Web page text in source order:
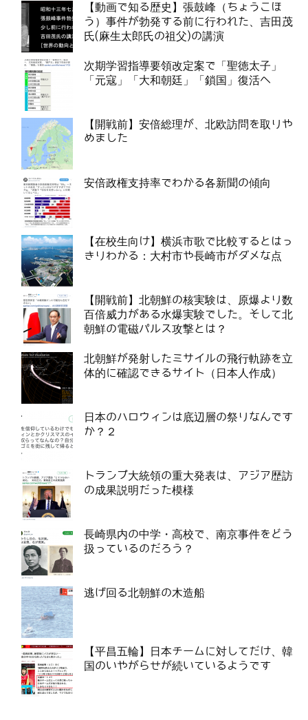
【動画で知る歴史】張鼓峰（ちょうこほ
う）事件が勃発する前に行われた、吉田茂
氏(麻生太郎氏の祖父)の講演
次期学習指導要領改定案で「聖徳太子」
「元寇」「大和朝廷」「鎖国」復活へ
【開戦前】安倍総理が、北欧訪問を取りや
めました
安倍政権支持率でわかる各新聞の傾向
【在校生向け】横浜市歌で比較するとはっ
きりわかる：大村市や長崎市がダメな点
【開戦前】北朝鮮の核実験は、原爆より数
百倍威力がある水爆実験でした。そして北
朝鮮の電磁パルス攻撃とは？
北朝鮮が発射したミサイルの飛行軌跡を立
体的に確認できるサイト（日本人作成）
日本のハロウィンは底辺層の祭りなんです
か？２
トランプ大統領の重大発表は、アジア歴訪
の成果説明だった模様
長崎県内の中学・高校で、南京事件をどう
扱っているのだろう？
逃げ回る北朝鮮の木造船
【平昌五輪】日本チームに対してだけ、韓
国のいやがらせが続いているようです